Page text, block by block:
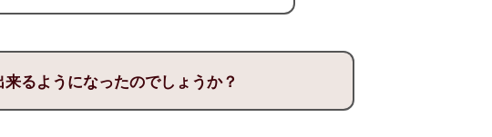
るようになったのでしょうか？